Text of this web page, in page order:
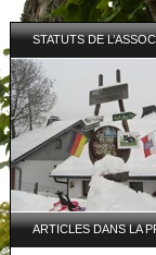
STATUTS DE
ARTICLES DANS LA